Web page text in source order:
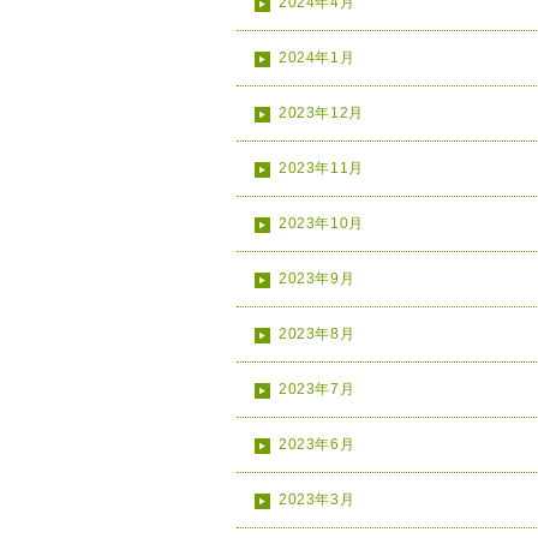
2024年1月
2023年12月
2023年11月
2023年10月
2023年9月
2023年8月
2023年7月
2023年6月
2023年3月